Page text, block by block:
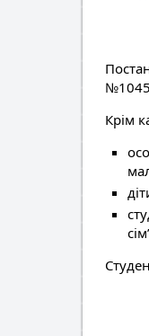
Крім